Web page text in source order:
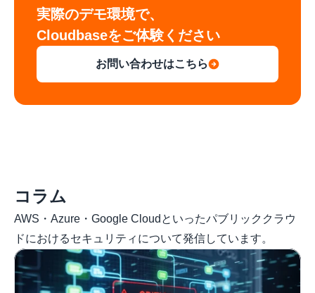
実際のデモ環境で、
Cloudbaseをご体験ください
お問い合わせはこちら
コラム
AWS・Azure・Google Cloudといったパブリッククラウ
ドにおけるセキュリティについて発信しています。